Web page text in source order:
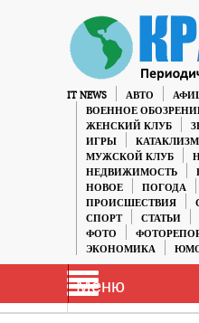
IT NEWS АВТО
ВОЕННОЕ
ЖЕНСКИЙ КЛУБ
ИГРЫ
МУЖСКОЙ КЛУБ
НЕДВИЖИМОСТЬ
НОВОЕ
ПОГОДА
ПРОИСШЕСТВИЯ
СПОРТ
СТАТЬИ
ФОТО
ЭКОНОМИКА
Меню